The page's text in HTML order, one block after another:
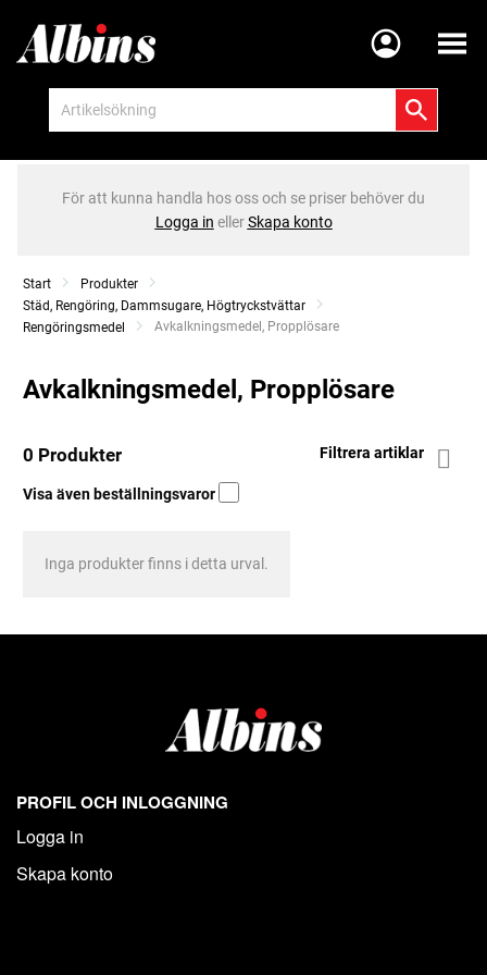
Meny
För att kunna handla hos oss och se priser behöver du
Logga in ellerSkapa konto
Start
Produkter
Städ, Rengöring, Dammsugare, Högtryckstvättar
Rengöringsmedel
Current:
Avkalkningsmedel, Propplösare
Avkalkningsmedel, Propplösare
0 Produkter Filtrera artiklar
Visa även beställningsvaror
Inga produkter finns i detta urval.
PROFIL OCH INLOGGNING
Logga in
Skapa konto